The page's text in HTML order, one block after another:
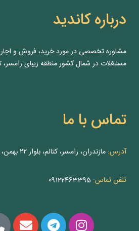
درباره کاندید
مشاوره‌ تخصصی در مورد خرید، فروش و
مستغلات در شمال کشور منطقه زیبای رامسر،
تماس با ما
آدرس: مازندران، رامسر، کتالم، بلوار ۲۲ بهمن، روبروی کوچه ۶ شرقی
تلفن تماس: 09122463395